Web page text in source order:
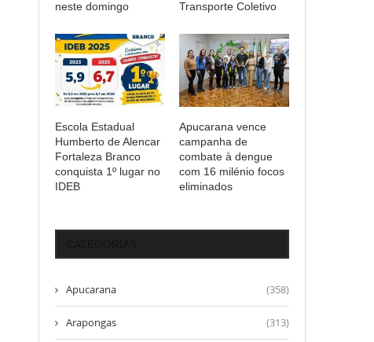
neste domingo
Transporte Coletivo
Escola Estadual
Humberto de Alencar
Fortaleza Branco
conquista 1º lugar no
IDEB
Apucarana vence
campanha de
combate à dengue
com 16 milénio focos
eliminados
Apucarana (358)
Arapongas (313)